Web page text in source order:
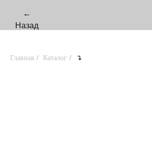
←
Назад
Главная / Каталог / ↴